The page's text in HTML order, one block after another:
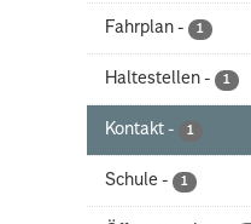
Fahrplan - 1
Haltestellen - 1
Kontakt - 1
Schule - 1